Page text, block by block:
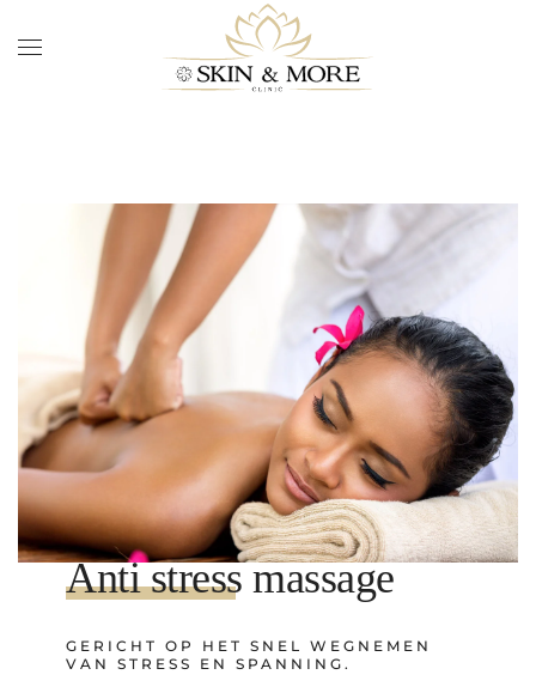
Skip to main content
Anti stress massage
GERICHT OP HET SNEL WEGNEMEN
VAN STRESS EN SPANNING.